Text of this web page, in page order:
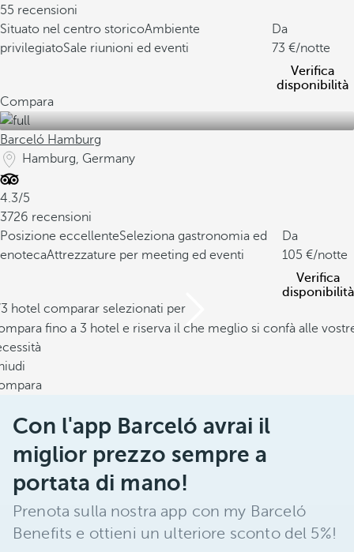
55 recensioni
Situato nel centro storicoAmbiente
privilegiatoSale riunioni ed eventi
Da
73
/notte
Verifica
disponibilità
Compara
Barceló Hamburg
Hamburg, Germany
4.3/5
3726 recensioni
Posizione eccellenteSeleziona gastronomia ed
enotecaAttrezzature per meeting ed eventi
Da
105
/notte
Verifica
disponibilità
hotel comparar selezionati per
fino a 3 hotel e riserva il che meglio si confà alle
Con l'app Barceló avrai il
miglior prezzo sempre a
portata di mano!
Prenota sulla nostra app con my Barceló
Benefits e ottieni un ulteriore sconto del 5%!